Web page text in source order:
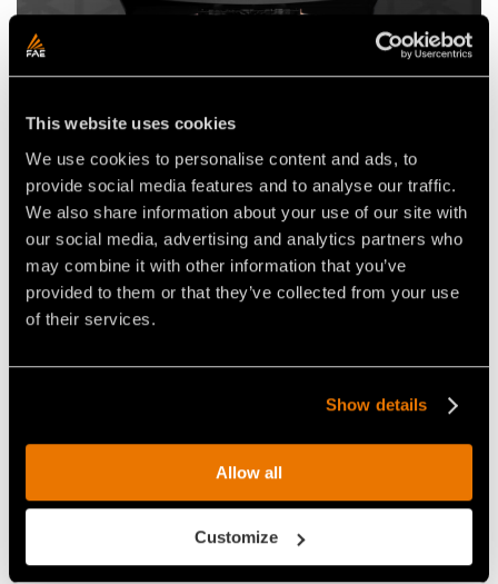
This website uses cookies
We use cookies to personalise content and ads, to
provide social media features and to analyse our traffic.
We also share information about your use of our site with
our social media, advertising and analytics partners who
may combine it with other information that you’ve
provided to them or that they’ve collected from your use
of their services.
Show details
Allow all
Customize
L’automoteur sur chenilles pour les grands défis.
PUISSANCE
536 ch | TIER 4 FINAL/STAGE V 475 ch | TIER 3/STAGE III
Comment choisir l'automoteur
sur chenilles FAE fait pour vous
Vous souhaitez un véhicule compact, extrêmement
maniable et spécialement conçu par FAE pour
affronter les travaux forestiers en vous garantissant